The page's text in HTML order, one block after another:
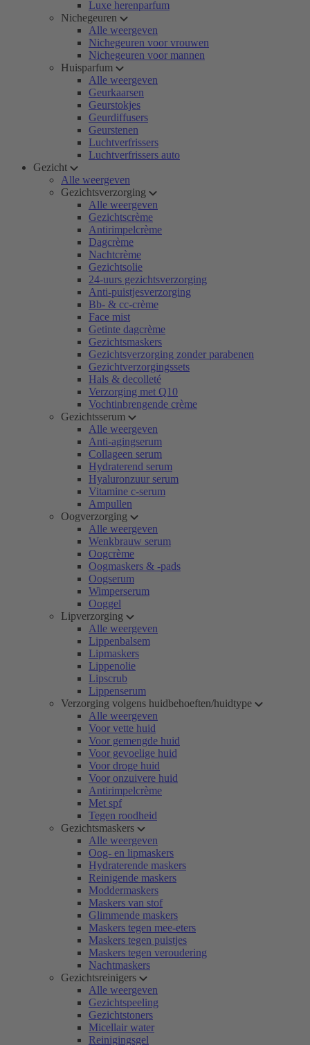
Luxe herenparfum
Nichegeuren
Alle weergeven
Nichegeuren voor vrouwen
Nichegeuren voor mannen
Huisparfum
Alle weergeven
Geurkaarsen
Geurstokjes
Geurdiffusers
Geurstenen
Luchtverfrissers
Luchtverfrissers auto
Gezicht
Alle weergeven
Gezichtsverzorging
Alle weergeven
Gezichtscrème
Antirimpelcrème
Dagcrème
Nachtcrème
Gezichtsolie
24-uurs gezichtsverzorging
Anti-puistjesverzorging
Bb- & cc-crème
Face mist
Getinte dagcrème
Gezichtsmaskers
Gezichtsverzorging zonder parabenen
Gezichtverzorgingssets
Hals & decolleté
Verzorging met Q10
Vochtinbrengende crème
Gezichtsserum
Alle weergeven
Anti-agingserum
Collageen serum
Hydraterend serum
Hyaluronzuur serum
Vitamine c-serum
Ampullen
Oogverzorging
Alle weergeven
Wenkbrauw serum
Oogcrème
Oogmaskers & -pads
Oogserum
Wimperserum
Ooggel
Lipverzorging
Alle weergeven
Lippenbalsem
Lipmaskers
Lippenolie
Lipscrub
Lippenserum
Verzorging volgens huidbehoeften/huidtype
Alle weergeven
Voor vette huid
Voor gemengde huid
Voor gevoelige huid
Voor droge huid
Voor onzuivere huid
Antirimpelcrème
Met spf
Tegen roodheid
Gezichtsmaskers
Alle weergeven
Oog- en lipmaskers
Hydraterende maskers
Reinigende maskers
Moddermaskers
Maskers van stof
Glimmende maskers
Maskers tegen mee-eters
Maskers tegen puistjes
Maskers tegen veroudering
Nachtmaskers
Gezichtsreinigers
Alle weergeven
Gezichtspeeling
Gezichtstoners
Micellair water
Reinigingsgel